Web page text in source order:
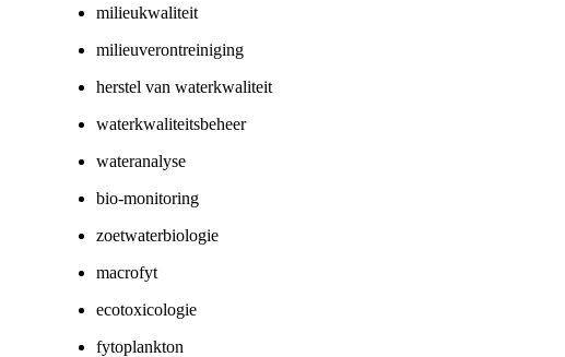
milieukwaliteit
milieuverontreiniging
herstel van waterkwaliteit
waterkwaliteitsbeheer
wateranalyse
bio-monitoring
zoetwaterbiologie
macrofyt
ecotoxicologie
fytoplankton